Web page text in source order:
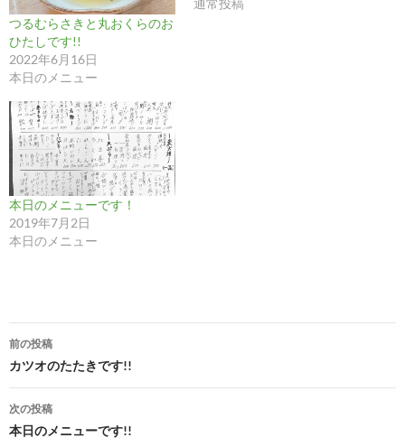
つるむらさきと丸おくらのお
ひたしです!!
2022年6月16日
本日のメニュー
通常投稿
本日のメニューです！
2019年7月2日
本日のメニュー
投
稿
ナ
ビ
前の投稿
カツオのたたきです!!
次の投稿
本日のメニューです!!